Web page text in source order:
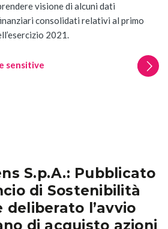
sensitive
visione di alcuni dati
consolidati relativi al primo
2021.
S.p.A.: Pubblicato
di Sostenibilità
deliberato l’avvio
di acquisto azioni